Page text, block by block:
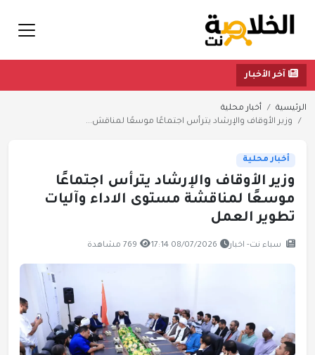
آخر الأخبار
الرئيسية
أخبار محلية
وزير الأوقاف والإرشاد يترأس اجتماعًا موسعًا لمناقش...
أخبار محلية
وزير الأوقاف والإرشاد يترأس اجتماعًا
موسعًا لمناقشة مستوى الاداء وآليات
تطوير العمل
سباء نت- اخبار 08/07/2026 17:14 769 مشاهدة